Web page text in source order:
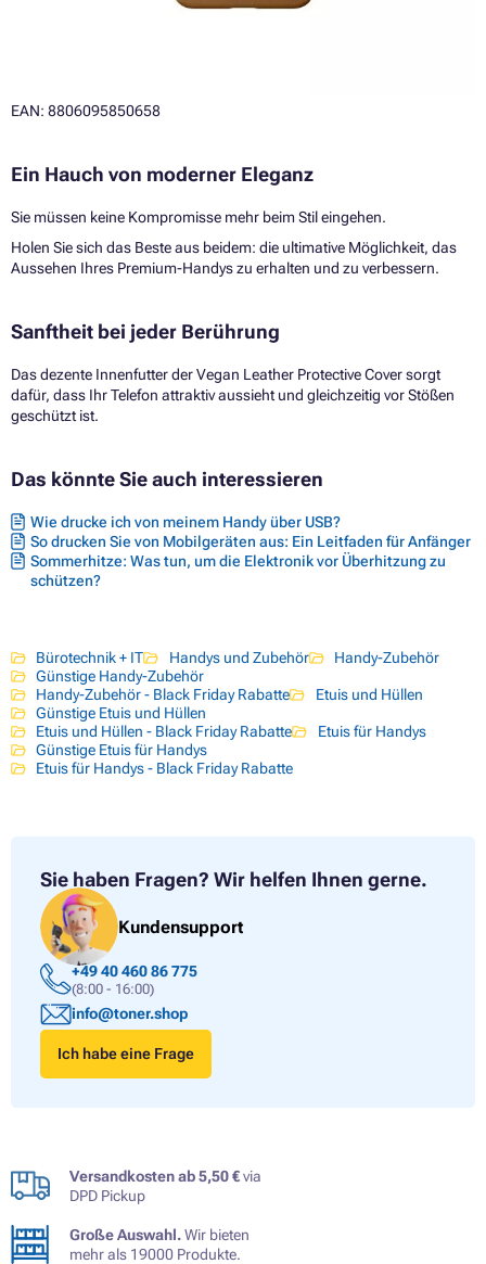
EAN: 8806095850658
Ein Hauch von moderner Eleganz
Sie müssen keine Kompromisse mehr beim Stil eingehen.
Holen Sie sich das Beste aus beidem: die ultimative Möglichkeit, das
Aussehen Ihres Premium-Handys zu erhalten und zu verbessern.
Sanftheit bei jeder Berührung
Das dezente Innenfutter der Vegan Leather Protective Cover sorgt
dafür, dass Ihr Telefon attraktiv aussieht und gleichzeitig vor Stößen
geschützt ist.
Das könnte Sie auch interessieren
Wie drucke ich von meinem Handy über USB?
So drucken Sie von Mobilgeräten aus: Ein Leitfaden für Anfänger
Sommerhitze: Was tun, um die Elektronik vor Überhitzung zu
schützen?
Bürotechnik + IT Handys und Zubehör
Handy-Zubehör
Günstige Handy-Zubehör
Handy-Zubehör - Black Friday Rabatte
Etuis und Hüllen
Günstige Etuis und Hüllen
Etuis und Hüllen - Black Friday Rabatte
Etuis für Handys
Günstige Etuis für Handys
Etuis für Handys - Black Friday Rabatte
Sie haben Fragen? Wir helfen Ihnen gerne.
Kundensupport
+49 40 460 86 775
(8:00 - 16:00)
info@toner.shop
Ich habe eine Frage
Versandkosten ab 5,50 €via
DPD Pickup
Große Auswahl.Wir bieten
mehr als 19000 Produkte.